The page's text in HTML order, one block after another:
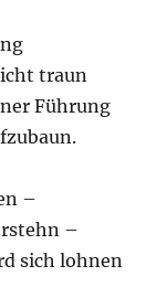
traun
Führung
–
–
sich lohnen